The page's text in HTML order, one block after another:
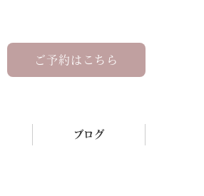
ご予約はこちら
ブログ